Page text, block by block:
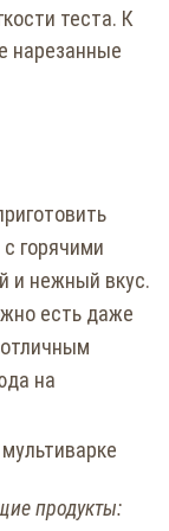
теста. К
нарезанные
горячими
и нежный вкус.
есть даже
на
продукты: